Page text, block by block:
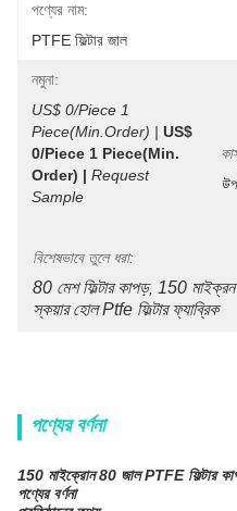
পণ্যের নাম:
PTFE ফিল্টার জাল
নমুনা:
US$ 0/Piece 1
Piece(Min.Order) | US$
0/Piece 1 Piece(min.
Order) | Request
Sample
বিশেষভাবে তুলে ধরা:
80 মেশ ফিল্টার কাপড়, 150 মাইক্রন
স্কয়ার হোল Ptfe ফিল্টার ফ্যাব্রিক
পণ্যের বর্ণনা
150 মাইক্রোন 80 জাল PTFE ফিল্টার
পণ্যের বর্ণনা